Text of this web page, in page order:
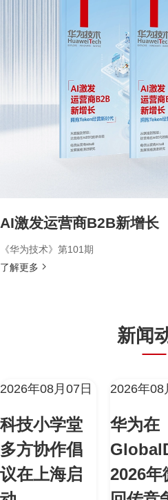
AI激发运营商B2B新增长
《华为技术》第101期
了解更多
新闻
2026年08月07日
科技小学堂
多方协作倡
议在上海启
2026年08
华为在
2026年